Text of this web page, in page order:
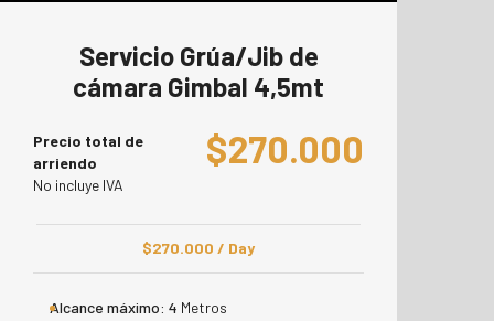
Servicio Grúa/Jib de
cámara Gimbal 4,5mt
Precio total de
arriendo
No incluye IVA
$270.000
$270.000 / Day
Alcance máximo: 4 Metros